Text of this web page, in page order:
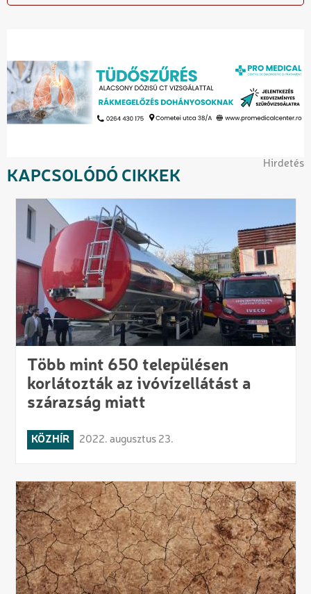
Hirdetés
KAPCSOLÓDÓ CIKKEK
Több mint 650 településen
korlátozták az ivóvízellátást a
szárazság miatt
KÖZHÍR 2022. augusztus 23.